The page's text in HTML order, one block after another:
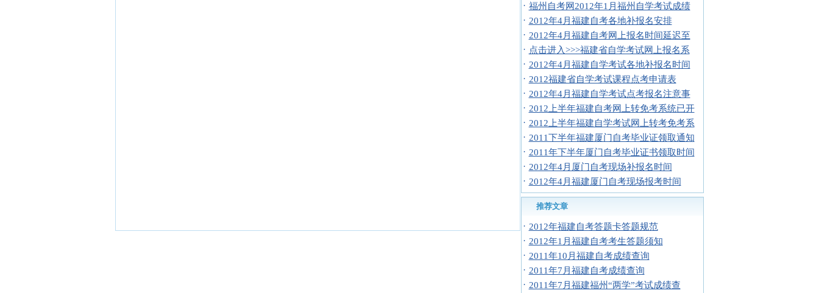
· 福州自考网2012年1月福州自学考试成绩
· 2012年4月福建自考各地补报名安排
· 2012年4月福建自考网上报名时间延迟至
· 点击进入>>>福建省自学考试网上报名系
· 2012年4月福建自学考试各地补报名时间
· 2012福建省自学考试课程点考申请表
· 2012年4月福建自学考试点考报名注意事
· 2012上半年福建自考网上转免考系统已开
· 2012上半年福建自学考试网上转考免考系
· 2011下半年福建厦门自考毕业证领取通知
· 2011年下半年厦门自考毕业证书领取时间
· 2012年4月厦门自考现场补报名时间
· 2012年4月福建厦门自考现场报考时间
推荐文章
· 2012年福建自考答题卡答题规范
· 2012年1月福建自考考生答题须知
· 2011年10月福建自考成绩查询
· 2011年7月福建自考成绩查询
· 2011年7月福建福州“两学”考试成绩查